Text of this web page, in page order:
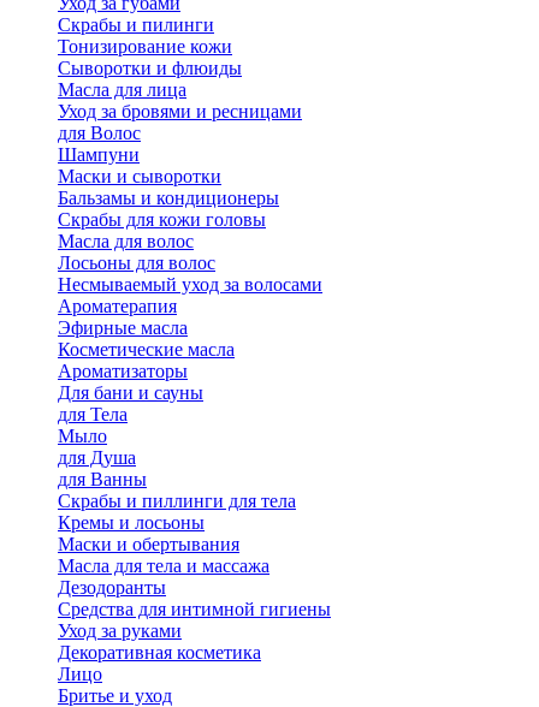
Скрабы и пилинги
Тонизирование кожи
Сыворотки и флюиды
Масла для лица
Уход за бровями и ресницами
для Волос
Шампуни
Маски и сыворотки
Бальзамы и кондиционеры
Скрабы для кожи головы
Масла для волос
Лосьоны для волос
Несмываемый уход за волосами
Ароматерапия
Эфирные масла
Косметические масла
Ароматизаторы
Для бани и сауны
для Тела
Мыло
для Душа
для Ванны
Скрабы и пиллинги для тела
Кремы и лосьоны
Маски и обертывания
Масла для тела и массажа
Дезодоранты
Средства для интимной гигиены
Уход за руками
Декоративная косметика
Лицо
Бритье и уход